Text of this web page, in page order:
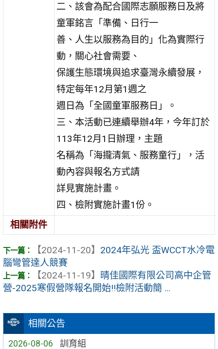
相關公告
2026-08-06 訓育組
二、該會為配合國際志願服務日及將
童軍銘言「準備、日行一
善、人生以服務為目的」化為實際行
動，關心社會需要、
保護生態環境與追求臺灣永續發展，
特定每年12月第1週之
週日為「全國童軍服務日」。
三、本活動已連續舉辦4年，今年訂於
113年12月1日辦理，主題
名稱為「海攏清氣、服務童行」，活
動內容與報名方式請
詳見實施計畫。
四、檢附實施計畫1份。
相關附件
【2024-11-20】 2024年弘光 盃WCCT水冷電
腦彎管達人競賽
【2024-11-19】 晴佳國際有限公司高中企管
營-2025寒假營隊報名開始!!檢附活動簡 ...